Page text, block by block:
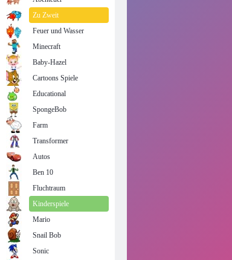
Zu Zweit
Feuer und Wasser
Minecraft
Baby-Hazel
Cartoons Spiele
Educational
SpongeBob
Farm
Transformer
Autos
Ben 10
Fluchtraum
Kinderspiele
Mario
Snail Bob
Sonic